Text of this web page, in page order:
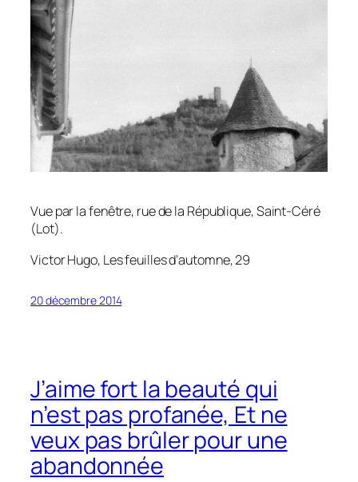
Vue par la fenêtre, rue de la République, Saint-Céré
(Lot).
Victor Hugo, Les feuilles d’automne, 29
20 décembre 2014
J’aime fort la beauté qui
n’est pas profanée, Et ne
veux pas brûler pour une
abandonnée